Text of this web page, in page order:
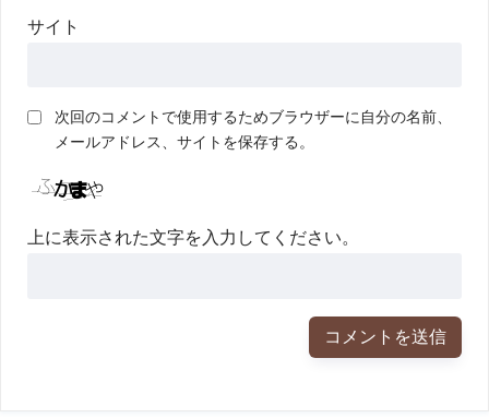
サイト
次回のコメントで使用するためブラウザーに自分の名前、
メールアドレス、サイトを保存する。
上に表示された文字を入力してください。